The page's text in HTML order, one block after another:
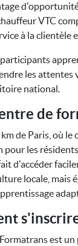
VTC
à la clientèle
les attentes
national.
de
de Paris, où
les
d'accéder
locale,
est